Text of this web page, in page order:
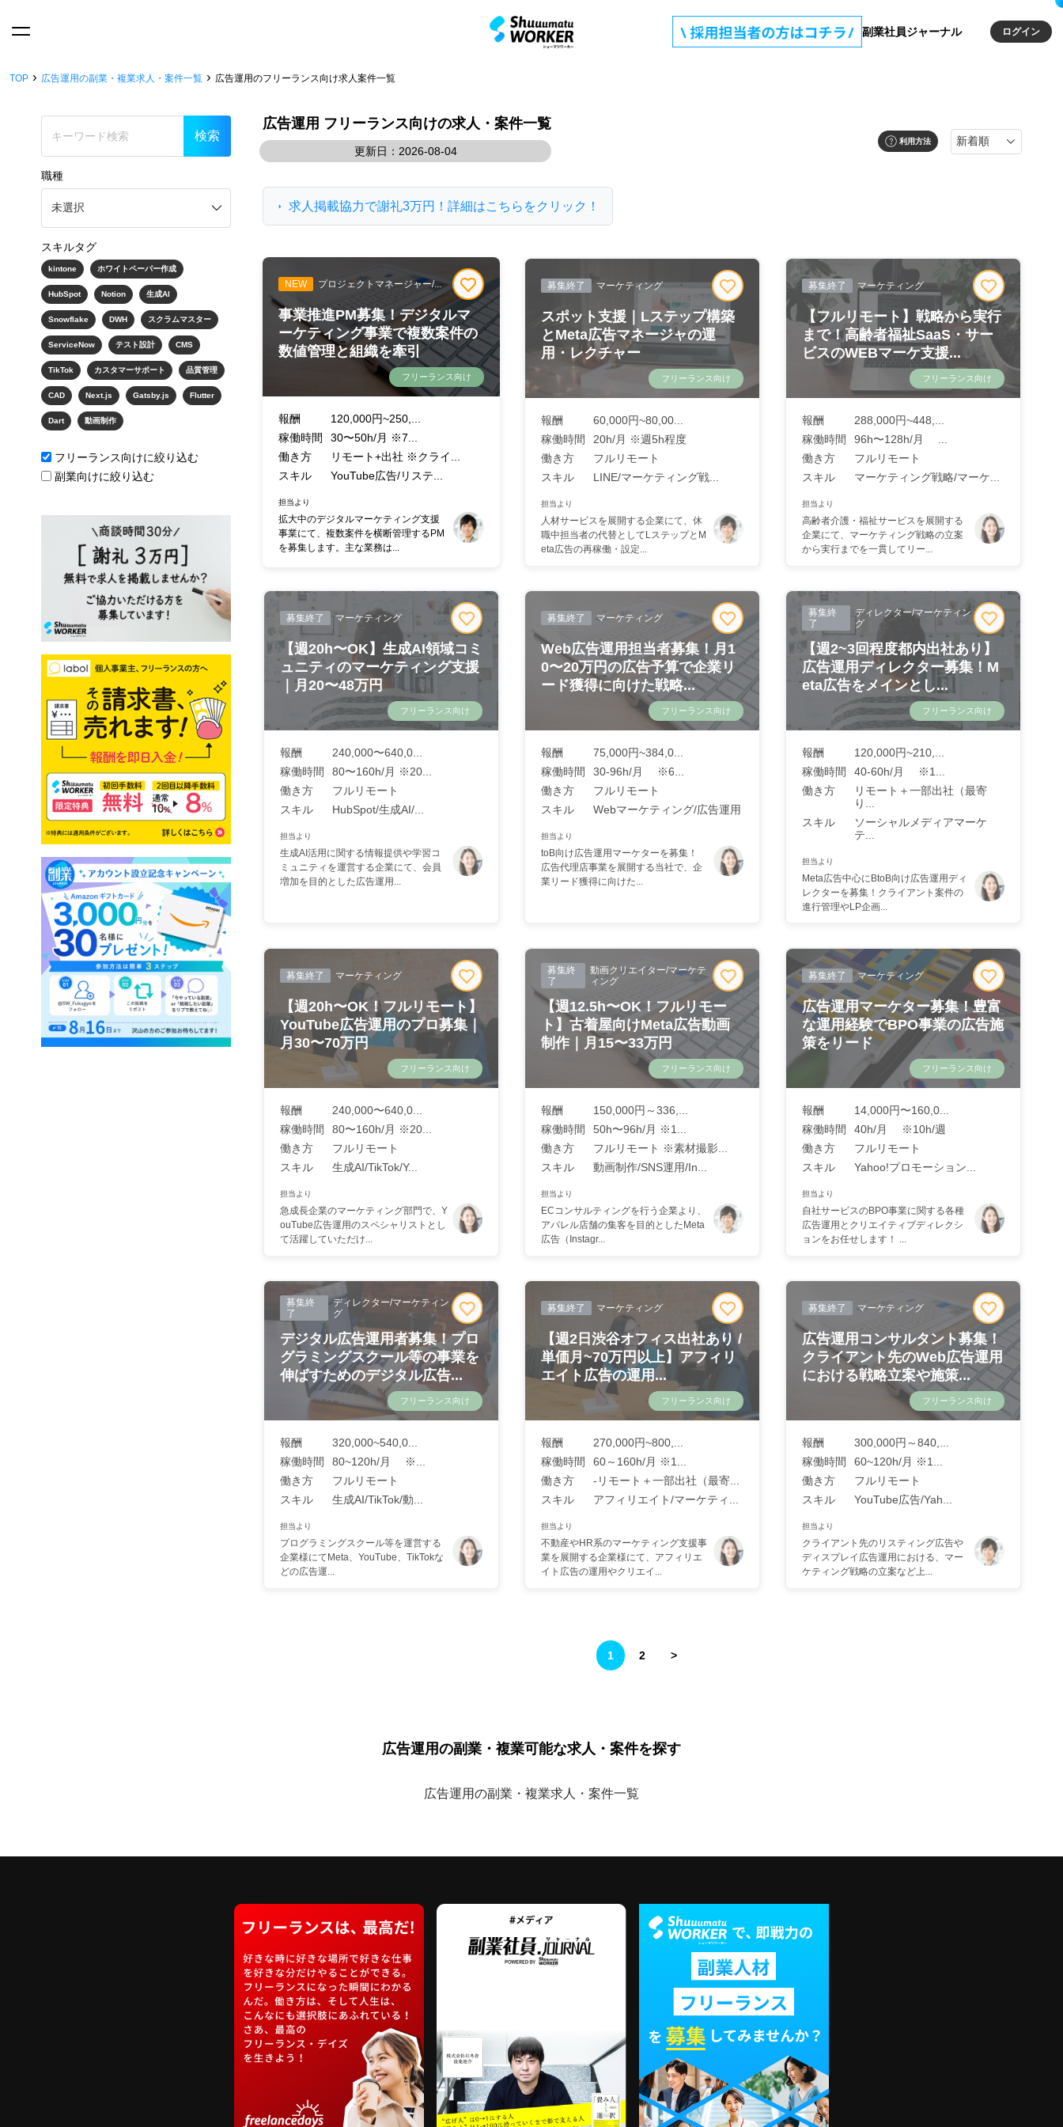
副業社員ジャーナル ログイン
TOP › 広告運用の副業・複業求人・案件一覧 › 広告運用のフリーランス向け求人案件一覧
職種
スキルタグ
kintone ホワイトペーパー作成
HubSpot Notion 生成AI
Snowflake DWH スクラムマスター
ServiceNow テスト設計 CMS
TikTok カスタマーサポート 品質管理
CAD Next.js Gatsby.js Flutter
Dart 動画制作
フリーランス向けに絞り込む
副業向けに絞り込む
広告運用 フリーランス向けの求人・案件一覧
更新日：2026-08-04
利用方法
求人掲載協力で謝礼3万円！詳細はこちらをクリック！
NEW プロジェクトマネージャー/...
事業推進PM募集！デジタルマ
ーケティング事業で複数案件の
数値管理と組織を牽引
フリーランス向け
報酬
120,000円~250,...
稼働時間
30〜50h/月 ※7...
働き方
リモート+出社 ※クライ...
スキル
YouTube広告/リステ...
担当より
拡大中のデジタルマーケティング支援
事業にて、複数案件を横断管理するPM
を募集します。主な業務は...
募集終了 マーケティング
スポット支援｜Lステップ構築
とMeta広告マネージャの運
用・レクチャー
フリーランス向け
報酬
60,000円~80,00...
稼働時間
20h/月 ※週5h程度
働き方
フルリモート
スキル
LINE/マーケティング戦...
担当より
人材サービスを展開する企業にて、休
職中担当者の代替としてLステップとM
eta広告の再稼働・設定...
募集終了 マーケティング
【フルリモート】戦略から実行
まで！高齢者福祉SaaS・サー
ビスのWEBマーケ支援...
フリーランス向け
報酬
288,000円~448,...
稼働時間
96h〜128h/月 ...
働き方
フルリモート
スキル
マーケティング戦略/マーケ...
担当より
高齢者介護・福祉サービスを展開する
企業にて、マーケティング戦略の立案
から実行までを一貫してリー...
募集終了 マーケティング
【週20h〜OK】生成AI領域コミ
ュニティのマーケティング支援
｜月20〜48万円
フリーランス向け
報酬
240,000〜640,0...
稼働時間
80〜160h/月 ※20...
働き方
フルリモート
スキル
HubSpot/生成AI/...
担当より
生成AI活用に関する情報提供や学習コ
ミュニティを運営する企業にて、会員
増加を目的とした広告運用...
募集終了 マーケティング
Web広告運用担当者募集！月1
0〜20万円の広告予算で企業リ
ード獲得に向けた戦略...
フリーランス向け
報酬
75,000円~384,0...
稼働時間
30-96h/月 ※6...
働き方
フルリモート
スキル
Webマーケティング/広告運用
担当より
toB向け広告運用マーケターを募集！
広告代理店事業を展開する当社で、企
業リード獲得に向けた...
募集終
了
ディレクター/マーケティン
グ
【週2~3回程度都内出社あり】
広告運用ディレクター募集！M
eta広告をメインとし...
フリーランス向け
報酬
120,000円~210,...
稼働時間
40-60h/月 ※1...
働き方
リモート＋一部出社（最寄
り...
スキル
ソーシャルメディアマーケ
テ...
担当より
Meta広告中心にBtoB向け広告運用ディ
レクターを募集！クライアント案件の
進行管理やLP企画...
募集終了 マーケティング
【週20h〜OK！フルリモート】
YouTube広告運用のプロ募集｜
月30〜70万円
フリーランス向け
報酬
240,000〜640,0...
稼働時間
80〜160h/月 ※20...
働き方
フルリモート
スキル
生成AI/TikTok/Y...
担当より
急成長企業のマーケティング部門で、Y
ouTube広告運用のスペシャリストとし
て活躍していただけ...
募集終
了
動画クリエイター/マーケテ
ィング
【週12.5h〜OK！フルリモー
ト】古着屋向けMeta広告動画
制作｜月15〜33万円
フリーランス向け
報酬
150,000円～336,...
稼働時間
50h〜96h/月 ※1...
働き方
フルリモート ※素材撮影...
スキル
動画制作/SNS運用/In...
担当より
ECコンサルティングを行う企業より、
アパレル店舗の集客を目的としたMeta
広告（Instagr...
募集終了 マーケティング
広告運用マーケター募集！豊富
な運用経験でBPO事業の広告施
策をリード
フリーランス向け
報酬
14,000円〜160,0...
稼働時間
40h/月 ※10h/週
働き方
フルリモート
スキル
Yahoo!プロモーション...
担当より
自社サービスのBPO事業に関する各種
広告運用とクリエイティブディレクシ
ョンをお任せします！ ...
募集終
了
ディレクター/マーケティン
グ
デジタル広告運用者募集！プロ
グラミングスクール等の事業を
伸ばすためのデジタル広告...
フリーランス向け
報酬
320,000~540,0...
稼働時間
80~120h/月 ※...
働き方
フルリモート
スキル
生成AI/TikTok/動...
担当より
プログラミングスクール等を運営する
企業様にてMeta、YouTube、TikTokな
どの広告運...
募集終了 マーケティング
【週2日渋谷オフィス出社あり /
単価月~70万円以上】アフィリ
エイト広告の運用...
フリーランス向け
報酬
270,000円~800,...
稼働時間
60～160h/月 ※1...
働き方
-リモート＋一部出社（最寄...
スキル
アフィリエイト/マーケティ...
担当より
不動産やHR系のマーケティング支援事
業を展開する企業様にて、アフィリエ
イト広告の運用やクリエイ...
募集終了 マーケティング
広告運用コンサルタント募集！
クライアント先のWeb広告運用
における戦略立案や施策...
フリーランス向け
報酬
300,000円～840,...
稼働時間
60~120h/月 ※1...
働き方
フルリモート
スキル
YouTube広告/Yah...
担当より
クライアント先のリスティング広告や
ディスプレイ広告運用における、マー
ケティング戦略の立案など上...
1 2 >
広告運用の副業・複業可能な求人・案件を探す
広告運用の副業・複業求人・案件一覧